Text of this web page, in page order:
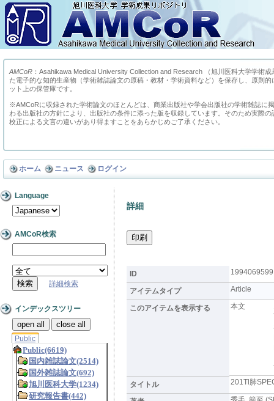
AMCoR ：Asahikawa Medical University Collection and Research （旭川医科大学学術
た電子的な知的生産物（学術雑誌論文の原稿・教材・学術資料など）を保存し、原則
ット上の保管庫です。
※AMCoRに収録された学術論文のほとんどは、商業出版社や学会出版社の学術雑誌に
わる出版社の方針により、出版社の条件に添った版を収録しています。そのため実際
校正による文言の違いがあり得ますことをあらかじめご了承ください。
ホーム ニュース ログイン
Language
AMCoR検索
詳細検索
インデックスツリー
open all close all
Public
詳細
ID 1994069599
アイテムタイプ Article
このアイテムを表示する 本文
タイトル
201Tl肺